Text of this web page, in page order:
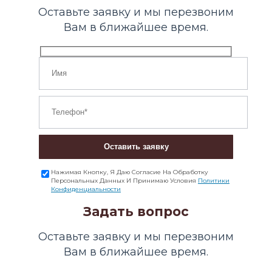
Оставьте заявку и мы перезвоним
Вам в ближайшее время.
Оставить заявку
Нажимая Кнопку, Я Даю Согласие На Обработку
Персональных Данных И Принимаю Условия Политики
Конфиденциальности
Задать вопрос
Оставьте заявку и мы перезвоним
Вам в ближайшее время.